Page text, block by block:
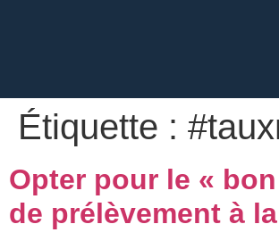
Étiquette :
Opter pour le «
de prélèvement à